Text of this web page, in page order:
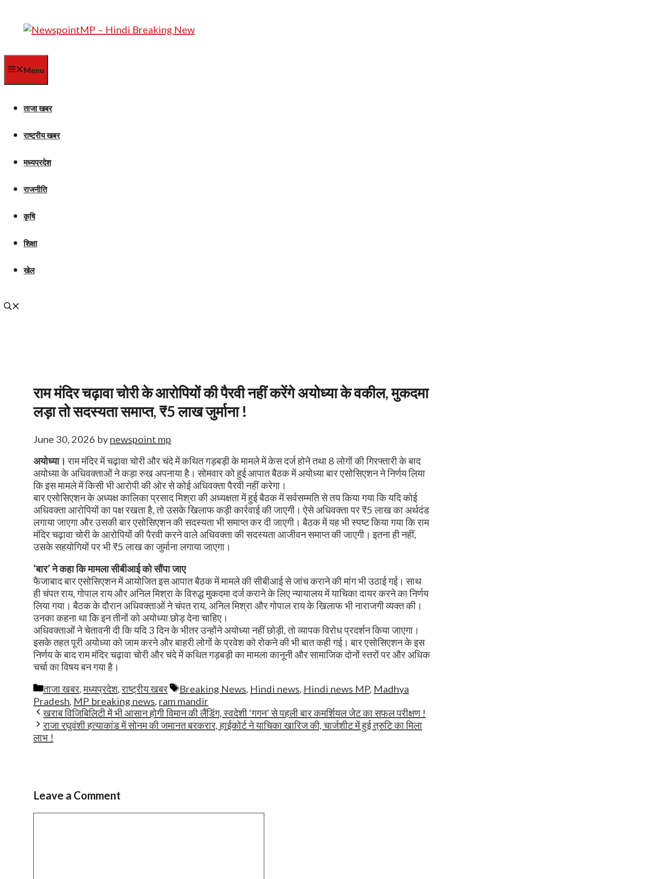
content
Menu
ताजा खबर
राष्ट्रीय खबर
मध्यप्रदेश
राजनीति
कृषि
शिक्षा
खेल
राम मंदिर चढ़ावा चोरी के आरोपियों की पैरवी नहीं करेंगे अयोध्या के वकील, मुकदमा
लड़ा तो सदस्यता समाप्त, ₹5 लाख जुर्माना !
June 30, 2026 by newspoint mp
अयोध्या। राम मंदिर में चढ़ावा चोरी और चंदे में कथित गड़बड़ी के मामले में केस दर्ज होने तथा 8 लोगों की गिरफ्तारी के बाद
अयोध्या के अधिवक्ताओं ने कड़ा रुख अपनाया है। सोमवार को हुई आपात बैठक में अयोध्या बार एसोसिएशन ने निर्णय लिया
कि इस मामले में किसी भी आरोपी की ओर से कोई अधिवक्ता पैरवी नहीं करेगा।
बार एसोसिएशन के अध्यक्ष कालिका प्रसाद मिश्रा की अध्यक्षता में हुई बैठक में सर्वसम्मति से तय किया गया कि यदि कोई
अधिवक्ता आरोपियों का पक्ष रखता है, तो उसके खिलाफ कड़ी कार्रवाई की जाएगी। ऐसे अधिवक्ता पर ₹5 लाख का अर्थदंड
लगाया जाएगा और उसकी बार एसोसिएशन की सदस्यता भी समाप्त कर दी जाएगी। बैठक में यह भी स्पष्ट किया गया कि राम
मंदिर चढ़ावा चोरी के आरोपियों की पैरवी करने वाले अधिवक्ता की सदस्यता आजीवन समाप्त की जाएगी। इतना ही नहीं,
उसके सहयोगियों पर भी ₹5 लाख का जुर्माना लगाया जाएगा।
‘बार’ ने कहा कि मामला सीबीआई को सौंपा जाए
फैजाबाद बार एसोसिएशन में आयोजित इस आपात बैठक में मामले की सीबीआई से जांच कराने की मांग भी उठाई गई। साथ
ही चंपत राय, गोपाल राय और अनिल मिश्रा के विरुद्ध मुकदमा दर्ज कराने के लिए न्यायालय में याचिका दायर करने का निर्णय
लिया गया। बैठक के दौरान अधिवक्ताओं ने चंपत राय, अनिल मिश्रा और गोपाल राय के खिलाफ भी नाराजगी व्यक्त की।
उनका कहना था कि इन तीनों को अयोध्या छोड़ देना चाहिए।
अधिवक्ताओं ने चेतावनी दी कि यदि 3 दिन के भीतर उन्होंने अयोध्या नहीं छोड़ी, तो व्यापक विरोध प्रदर्शन किया जाएगा।
इसके तहत पूरी अयोध्या को जाम करने और बाहरी लोगों के प्रवेश को रोकने की भी बात कही गई। बार एसोसिएशन के इस
निर्णय के बाद राम मंदिर चढ़ावा चोरी और चंदे में कथित गड़बड़ी का मामला कानूनी और सामाजिक दोनों स्तरों पर और अधिक
चर्चा का विषय बन गया है।
Categories
ताजा खबर ,मध्यप्रदेश,राष्ट्रीय खबर Tags
Breaking News Hindi news Hindi news MP, Madhya
Pradesh MP breaking news ram mandir
खराब विजिबिलिटी में भी आसान होगी विमान की लैंडिंग, स्वदेशी ‘गगन’ से पहली बार कमर्शियल जेट का सफल परीक्षण !
राजा रघुवंशी हत्याकांड में सोनम की जमानत बरकरार, हाईकोर्ट ने याचिका खारिज की, चार्जशीट में हुई त्रुटि का मिला
लाभ !
Leave a Comment